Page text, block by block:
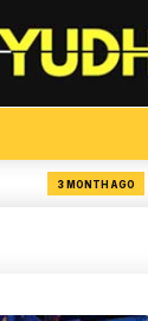
3 MONTH AGO